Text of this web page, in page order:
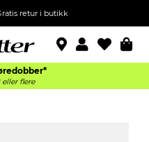
retur i butikk
eller flere